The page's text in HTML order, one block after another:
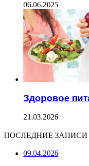
06.06.2025
Здоровое
21.03.2026
ПОСЛЕДНИЕ ЗАПИСИ
09.04.2026